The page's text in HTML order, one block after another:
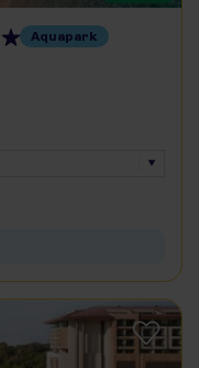
Aquapark